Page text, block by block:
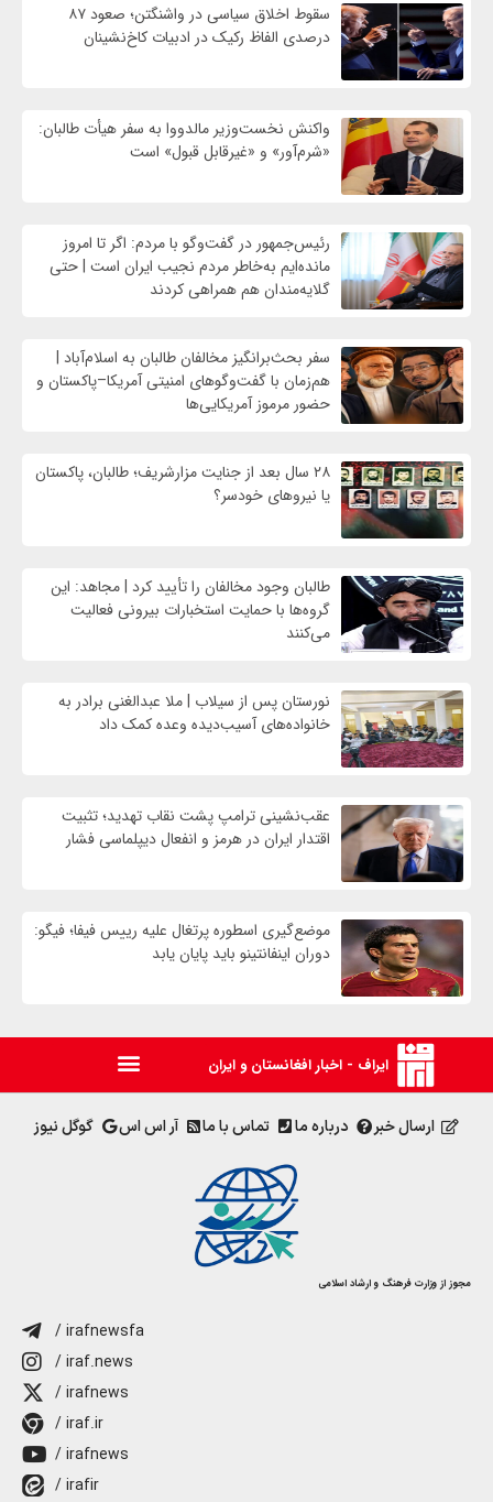
سقوط اخلاق سیاسی در واشنگتن؛ صعود ۸۷
درصدی الفاظ رکیک در ادبیات کاخ‌نشینان
واکنش نخست‌وزیر مالدووا به سفر هیأت طالبان:
«شرم‌آور» و «غیرقابل قبول» است
رئیس‌جمهور در گفت‌وگو با مردم: اگر تا امروز
مانده‌ایم به‌خاطر مردم نجیب ایران است | حتی
گلایه‌مندان هم همراهی کردند
سفر بحث‌برانگیز مخالفان طالبان به اسلام‌آباد |
هم‌زمان با گفت‌وگوهای امنیتی آمریکا–پاکستان و
حضور مرموز آمریکایی‌ها
۲۸ سال بعد از جنایت مزارشریف؛ طالبان، پاکستان
یا نیروهای خودسر؟
طالبان وجود مخالفان را تأیید کرد | مجاهد: این
گروه‌ها با حمایت استخبارات بیرونی فعالیت
می‌کنند
نورستان پس از سیلاب | ملا عبدالغنی برادر به
خانواده‌های آسیب‌دیده وعده کمک داد
عقب‌نشینی ترامپ پشت نقاب تهدید؛ تثبیت
اقتدار ایران در هرمز و انفعال دیپلماسی فشار
موضع‌گیری اسطوره پرتغال علیه رییس فیفا؛ فیگو:
دوران اینفانتینو باید پایان یابد
ایراف - اخبار افغانستان و ایران
ارسال خبر درباره ما تماس با ما آر اس اس گوگل نیوز
مجوز از وزارت فرهنگ و ارشاد اسلامی
/ irafnewsfa
/ iraf.news
/ irafnews
/ iraf.ir
/ irafnews
/ irafir